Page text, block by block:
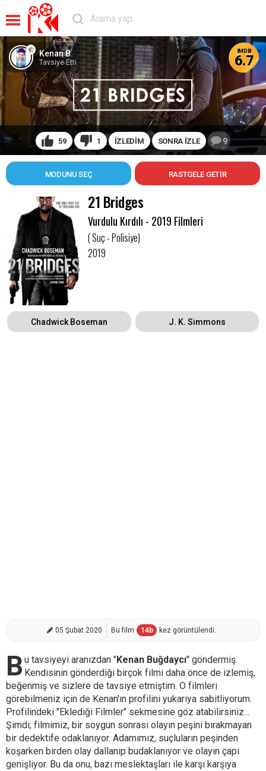
59 1 İZLEDİM SONRA İZLE 9
Kenan B.
Tavsiye Etti
MODUNU SEÇ
IMDB
6.7
21 Bridges
Vurdulu Kırdılı - 2019 Filmleri
( Suç - Polisiye)
2019
Chadwick Boseman J. K. Simmons
05 Şubat 2020 Bu film 14b kez görüntülendi.
B u tavsiyeyi aranızdan "Kenan Buğdaycı" göndermiş.
Kendisinin gönderdiği birçok filmi daha önce de izlemiş,
beğenmiş ve sizlere de tavsiye etmiştim. O filmleri
görebilmeniz için de Kenan'ın profilini yukarıya sabitliyorum.
Profilindeki "Eklediği Filmler" sekmesine göz atabilirsiniz...
Şimdi; filmimiz, bir soygun sonrası olayın peşini bırakmayan
bir dedektife odaklanıyor. Adamımız, suçluların peşinden
koşarken birden olay dallanıp budaklanıyor ve olayın çapı
genişliyor. Bu da onu, bazı meslektaşları ile karşı karşıya